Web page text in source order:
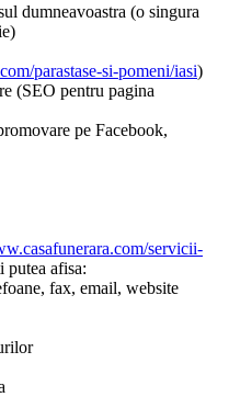
dumneavoastra (o singura
parastase-si-pomeni/iasi)
(SEO pentru pagina
pe Facebook,
servicii-
putea afisa:
fax, email, website